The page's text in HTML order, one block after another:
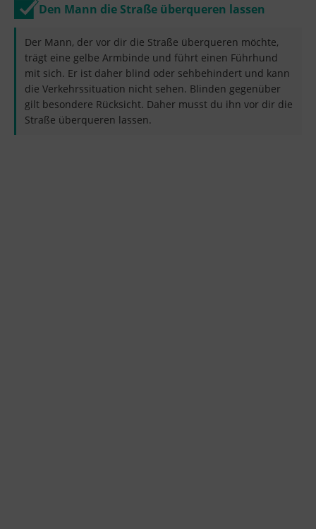
Den Mann die Straße überqueren lassen
Der Mann, der vor dir die Straße überqueren möchte,
trägt eine gelbe Armbinde und führt einen Führhund
mit sich. Er ist daher blind oder sehbehindert und kann
die Verkehrssituation nicht sehen. Blinden gegenüber
gilt besondere Rücksicht. Daher musst du ihn vor dir die
Straße überqueren lassen.